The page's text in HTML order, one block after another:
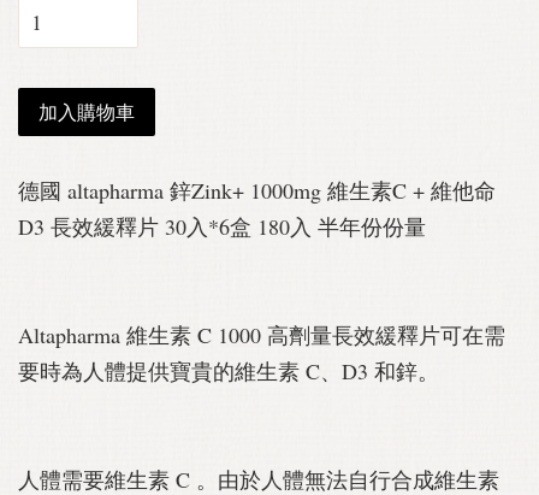
加入購物車
德國 altapharma 鋅Zink+ 1000mg 維生素C + 維他命
D3 長效緩釋片 30入*6盒 180入 半年份份量
Altapharma 維生素 C 1000 高劑量長效緩釋片可在需
要時為人體提供寶貴的維生素 C、D3 和鋅。
人體需要維生素 C 。由於人體無法自行合成維生素